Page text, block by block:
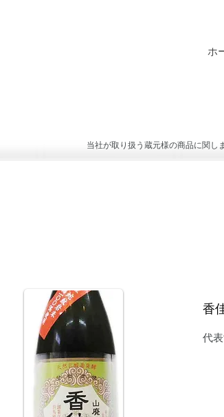
ホ
当社が取り扱う蔵元様の商品に関し
香
代